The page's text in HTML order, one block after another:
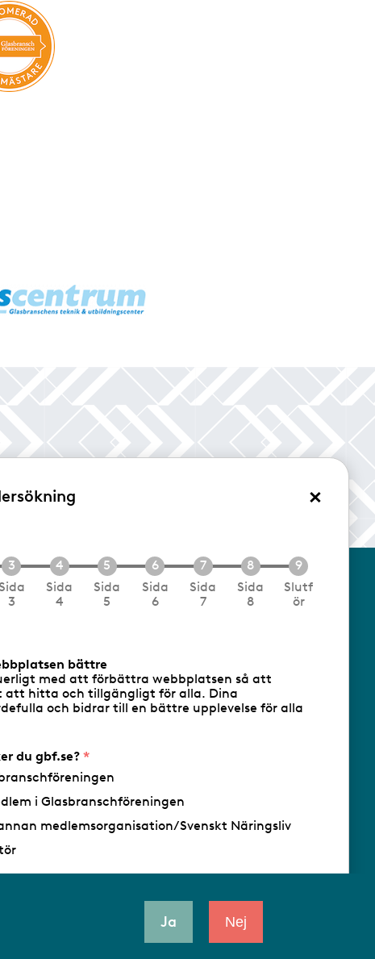
Logga in
- Ansvarig utgivare: Sofia Wahlgren
×
Sida
3
Sida
4
Sida
5
Sida
6
Sida
7
Sida
8
Slutf
ör
bättre
med att förbättra webbplatsen så att
att hitta och tillgängligt för alla. Dina
och bidrar till en bättre upplevelse för alla
du gbf.se?
i Glasbranschföreningen
medlemsorganisation/Svenskt Näringsliv
Ja Nej